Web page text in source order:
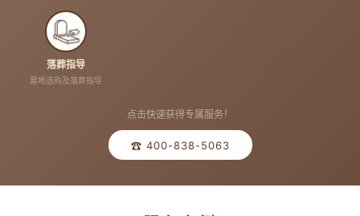
落葬指导
墓地选购及落葬指导
点击快速获得专属服务！
☎ 400-838-5063